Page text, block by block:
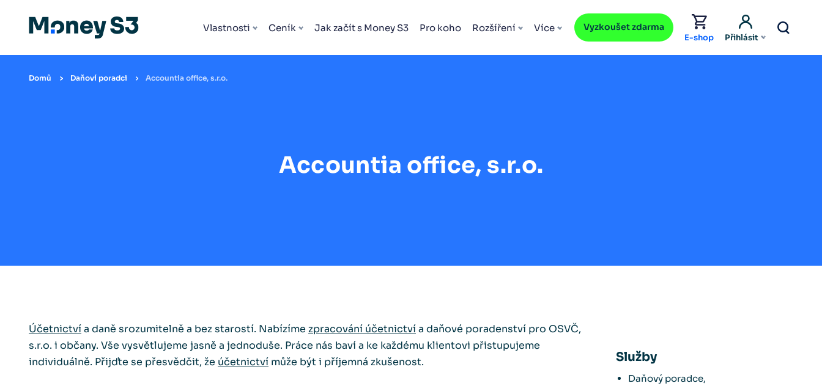
Vlastnosti Ceník Jak začít s Money S3 Pro koho Rozšíření Více Vyzkoušet zdarma
E-shop Přihlásit
Domů Daňoví poradci Accountia office, s.r.o.
Accountia office, s.r.o.
Účetnictvía daně srozumitelně a bez starostí. Nabízíme zpracování účetnictvía daňové poradenství pro OSVČ,
s.r.o. i občany. Vše vysvětlujeme jasně a jednoduše. Práce nás baví a ke každému klientovi přistupujeme
individuálně. Přijďte se přesvědčit, že účetnictví může být i příjemná zkušenost. Služby
Daňový poradce,